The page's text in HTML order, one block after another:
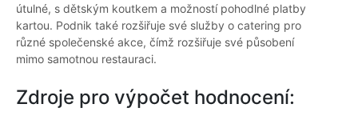
útulné, s dětským koutkem a možností pohodlné platby
kartou. Podnik také rozšiřuje své služby o catering pro
různé společenské akce, čímž rozšiřuje své působení
mimo samotnou restauraci.
Zdroje pro výpočet hodnocení: